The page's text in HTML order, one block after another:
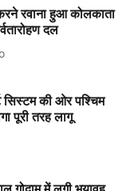
रवाना हुआ कोलकाता
दल
सिस्टम की ओर पश्चिम
पूरी तरह लागू